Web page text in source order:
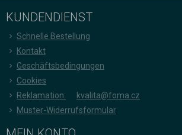
KUNDENDIENST
Schnelle Bestellung
Kontakt
Geschäftsbedingungen
Cookies
Reklamation:
kvalita@foma.cz
Muster-Widerrufsformular